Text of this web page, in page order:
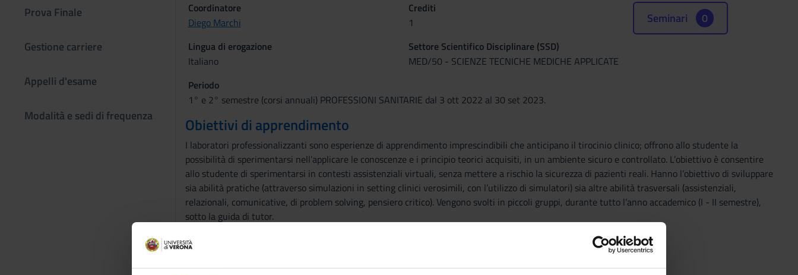
Prova Finale
Gestione carriere
Appelli d'esame
Modalità e sedi di frequenza
Coordinatore
Diego Marchi
Crediti
1
Lingua di erogazione
Italiano
Settore Scientifico Disciplinare (SSD)
MED/50 - SCIENZE TECNICHE MEDICHE APPLICATE
Periodo
1° e 2° semestre (corsi annuali) PROFESSIONI SANITARIE dal 3 ott 2022 al 30 set 2023.
Seminari 0
Obiettivi di apprendimento
I laboratori professionalizzanti sono esperienze di apprendimento imprescindibili che anticipano il tirocinio clinico; offrono allo studente la
possibilità di sperimentarsi nell’applicare le conoscenze e i principio teorici acquisiti, in un ambiente sicuro e controllato. L’obiettivo è consentire
allo studente di sperimentarsi in contesti assistenziali virtuali, senza mettere a rischio la sicurezza di pazienti reali. Hanno l’obiettivo di sviluppare
sia abilità pratiche (attraverso simulazioni in setting clinici verosimili, con l’utilizzo di simulatori) sia altre abilità trasversali (assistenziali,
relazionali, comunicative, di problem solving, pensiero critico). Vengono svolti in piccoli gruppi, durante tutto l’anno accademico (I - II semestre),
sotto la guida di tutor.
Prerequisiti e nozioni di base